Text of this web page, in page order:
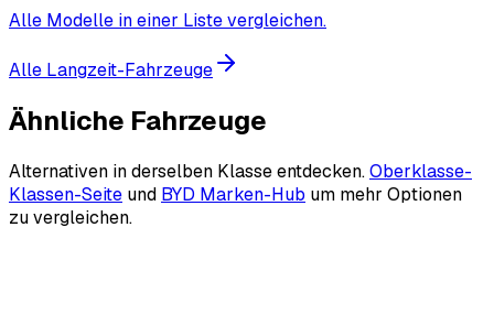
Alle Modelle in einer Liste vergleichen.
Alle Langzeit-Fahrzeuge
Ähnliche Fahrzeuge
Alternativen in derselben Klasse entdecken.Oberklasse-
Klassen-Seite und BYD Marken-Hub um mehr Optionen
zu vergleichen.